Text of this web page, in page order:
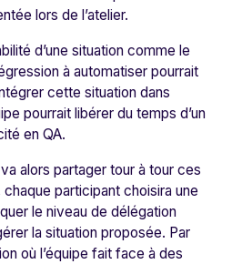
lors de l’atelier.
d’une situation comme le
à automatiser pourrait
cette situation dans
pourrait libérer du temps d’un
en QA.
va alors partager tour à tour ces
chaque participant choisira une
le niveau de délégation
la situation proposée. Par
où l’équipe fait face à des